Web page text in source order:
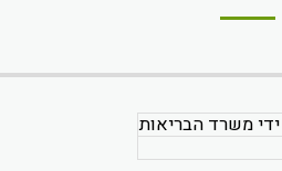
משרד הבריאות